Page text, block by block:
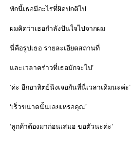
พักนี้เธอมีอะไรที่ผิดปกติไป
ผมคิดว่าเธอกำลังปันใจไปจากผม
นี่คือรูปเธอ รายละเอียดสถานที่
ละเวลาคร่าวที่เธอมักจะไป’
‘ค่ะ อีกอาทิตย์นึงเจอกันที่นี่เวลาเดิมนะค่ะ’
‘เร็วขนาดนั้นเลยเหรอคุณ’
‘ลูกค้าต้องมาก่อนเสมอ ขอตัวนะค่ะ’